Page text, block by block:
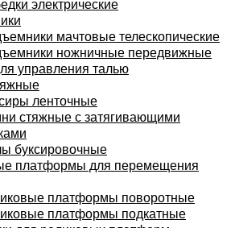
электрические
мачтовые телескопические
ножничные передвижные
управления талью
ленточные
стяжные с затягивающими
буксировочные
платформы для перемещения
платформы поворотные
платформы подкатные